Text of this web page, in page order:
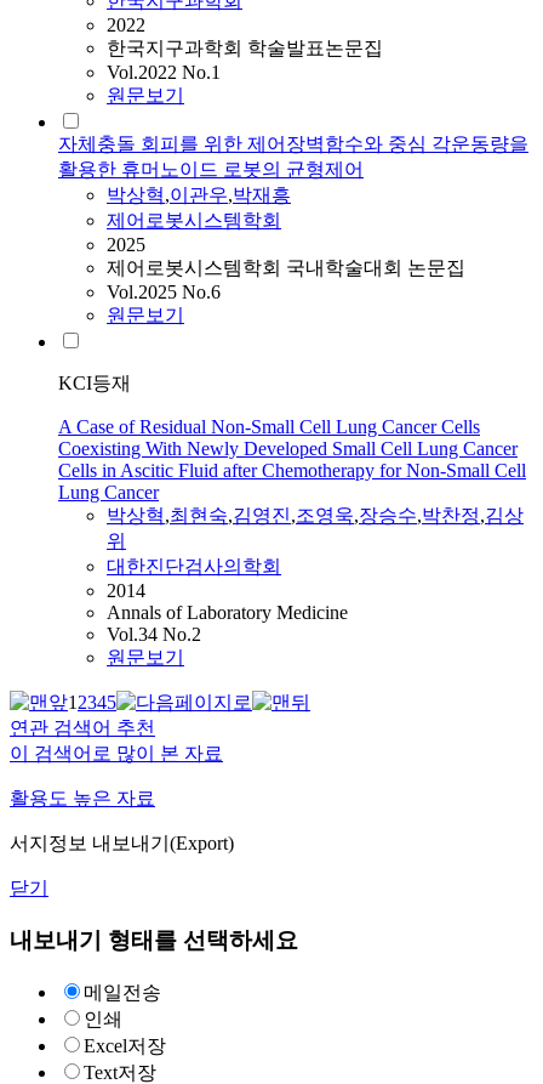
2022
한국지구과학회 학술발표논문집
Vol.2022 No.1
원문보기
자체충돌 회피를 위한 제어장벽함수와 중심 각운동량을
활용한 휴머노이드 로봇의 균형제어
박상혁,이관우,박재흥
제어로봇시스템학회
2025
제어로봇시스템학회 국내학술대회 논문집
Vol.2025 No.6
원문보기
KCI등재
A Case of Residual Non-Small Cell Lung Cancer Cells
Coexisting With Newly Developed Small Cell Lung Cancer
Cells in Ascitic Fluid after Chemotherapy for Non-Small Cell
Lung Cancer
박상혁,최현숙,김영진,조영욱,장승수,박찬정,김상
위
대한진단검사의학회
2014
Annals of Laboratory Medicine
Vol.34 No.2
원문보기
12345
연관 검색어 추천
이 검색어로 많이 본 자료
활용도 높은 자료
서지정보 내보내기(Export)
닫기
내보내기 형태를 선택하세요
메일전송
인쇄
Excel저장
Text저장